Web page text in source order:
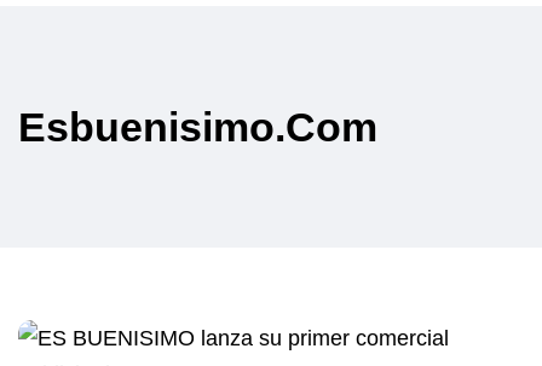
Esbuenisimo.com